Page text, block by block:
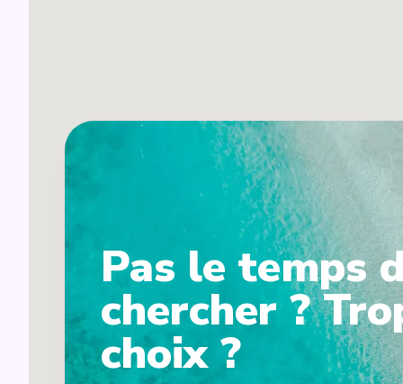
4
Pas le temps
chercher ?
choix ?